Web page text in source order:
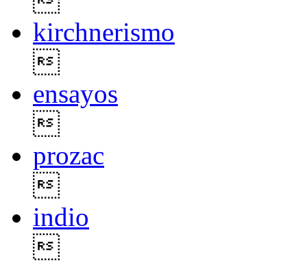
kirchnerismo
ensayos
prozac
indio